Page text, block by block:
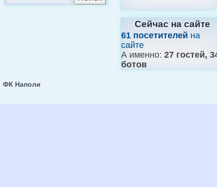
Сейчас на сайте
61 посетителей на
сайте
А именно: 27 гостей,
ботов
ФК Наполи